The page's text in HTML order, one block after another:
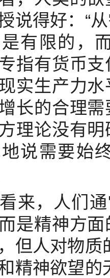
说得好：“
有限的，
指有货币
实生产力
长的合理
理论没有
说需要始
，人们通
是精神方
但人对物质
精神欲望的